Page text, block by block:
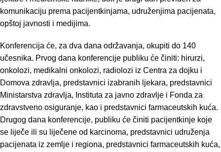
komunikaciju prema pacijentkinjama, udruženjima pacijenata,
opštoj javnosti i medijima.
Konferencija će, za dva dana održavanja, okupiti do 140
učesnika. Prvog dana konferencije publiku će činiti: hirurzi,
onkolozi, medikalni onkolozi, radiolozi iz Centra za dojku i
Domova zdravlja, predstavnici izabranih ljekara, predstavnici
Ministarstva zdravlja, Instituta za javno zdravlje i Fonda za
zdravstveno osiguranje, kao i predstavnici farmaceutskih kuća.
Drugog dana konferencije, publiku će činiti pacijentkinje koje
se liječe ili su liječene od karcinoma, predstavnici udruženja
pacijenata iz zemlje i regiona, predstavnici farmaceutskih kuća,